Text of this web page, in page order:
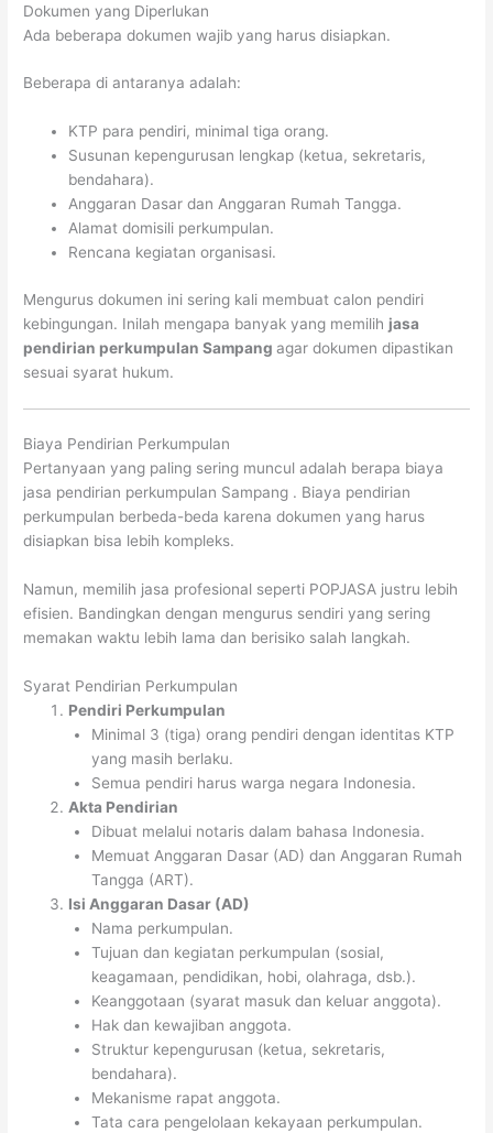
Dokumen yang Diperlukan
Ada beberapa dokumen wajib yang harus disiapkan.
Beberapa di antaranya adalah:
KTP para pendiri, minimal tiga orang.
Susunan kepengurusan lengkap (ketua, sekretaris,
bendahara).
Anggaran Dasar dan Anggaran Rumah Tangga.
Alamat domisili perkumpulan.
Rencana kegiatan organisasi.
Mengurus dokumen ini sering kali membuat calon pendiri
kebingungan. Inilah mengapa banyak yang memilih jasa
pendirian perkumpulan Sampangagar dokumen dipastikan
sesuai syarat hukum.
Biaya Pendirian Perkumpulan
Pertanyaan yang paling sering muncul adalah berapa biaya
jasa pendirian perkumpulan Sampang . Biaya pendirian
perkumpulan berbeda-beda karena dokumen yang harus
disiapkan bisa lebih kompleks.
Namun, memilih jasa profesional seperti POPJASA justru lebih
efisien. Bandingkan dengan mengurus sendiri yang sering
memakan waktu lebih lama dan berisiko salah langkah.
Syarat Pendirian Perkumpulan
Pendiri Perkumpulan
Minimal 3 (tiga) orang pendiri dengan identitas KTP
yang masih berlaku.
Semua pendiri harus warga negara Indonesia.
Akta Pendirian
Dibuat melalui notaris dalam bahasa Indonesia.
Memuat Anggaran Dasar (AD) dan Anggaran Rumah
Tangga (ART).
Isi Anggaran Dasar (AD)
Nama perkumpulan.
Tujuan dan kegiatan perkumpulan (sosial,
keagamaan, pendidikan, hobi, olahraga, dsb.).
Keanggotaan (syarat masuk dan keluar anggota).
Hak dan kewajiban anggota.
Struktur kepengurusan (ketua, sekretaris,
bendahara).
Mekanisme rapat anggota.
Tata cara pengelolaan kekayaan perkumpulan.